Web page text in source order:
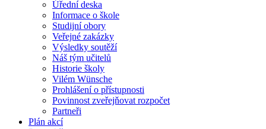
Úřední deska
Informace o škole
Studijní obory
Veřejné zakázky
Výsledky soutěží
Náš tým učitelů
Historie školy
Vilém Wünsche
Prohlášení o přístupnosti
Povinnost zveřejňovat rozpočet
Partneři
Plán akcí